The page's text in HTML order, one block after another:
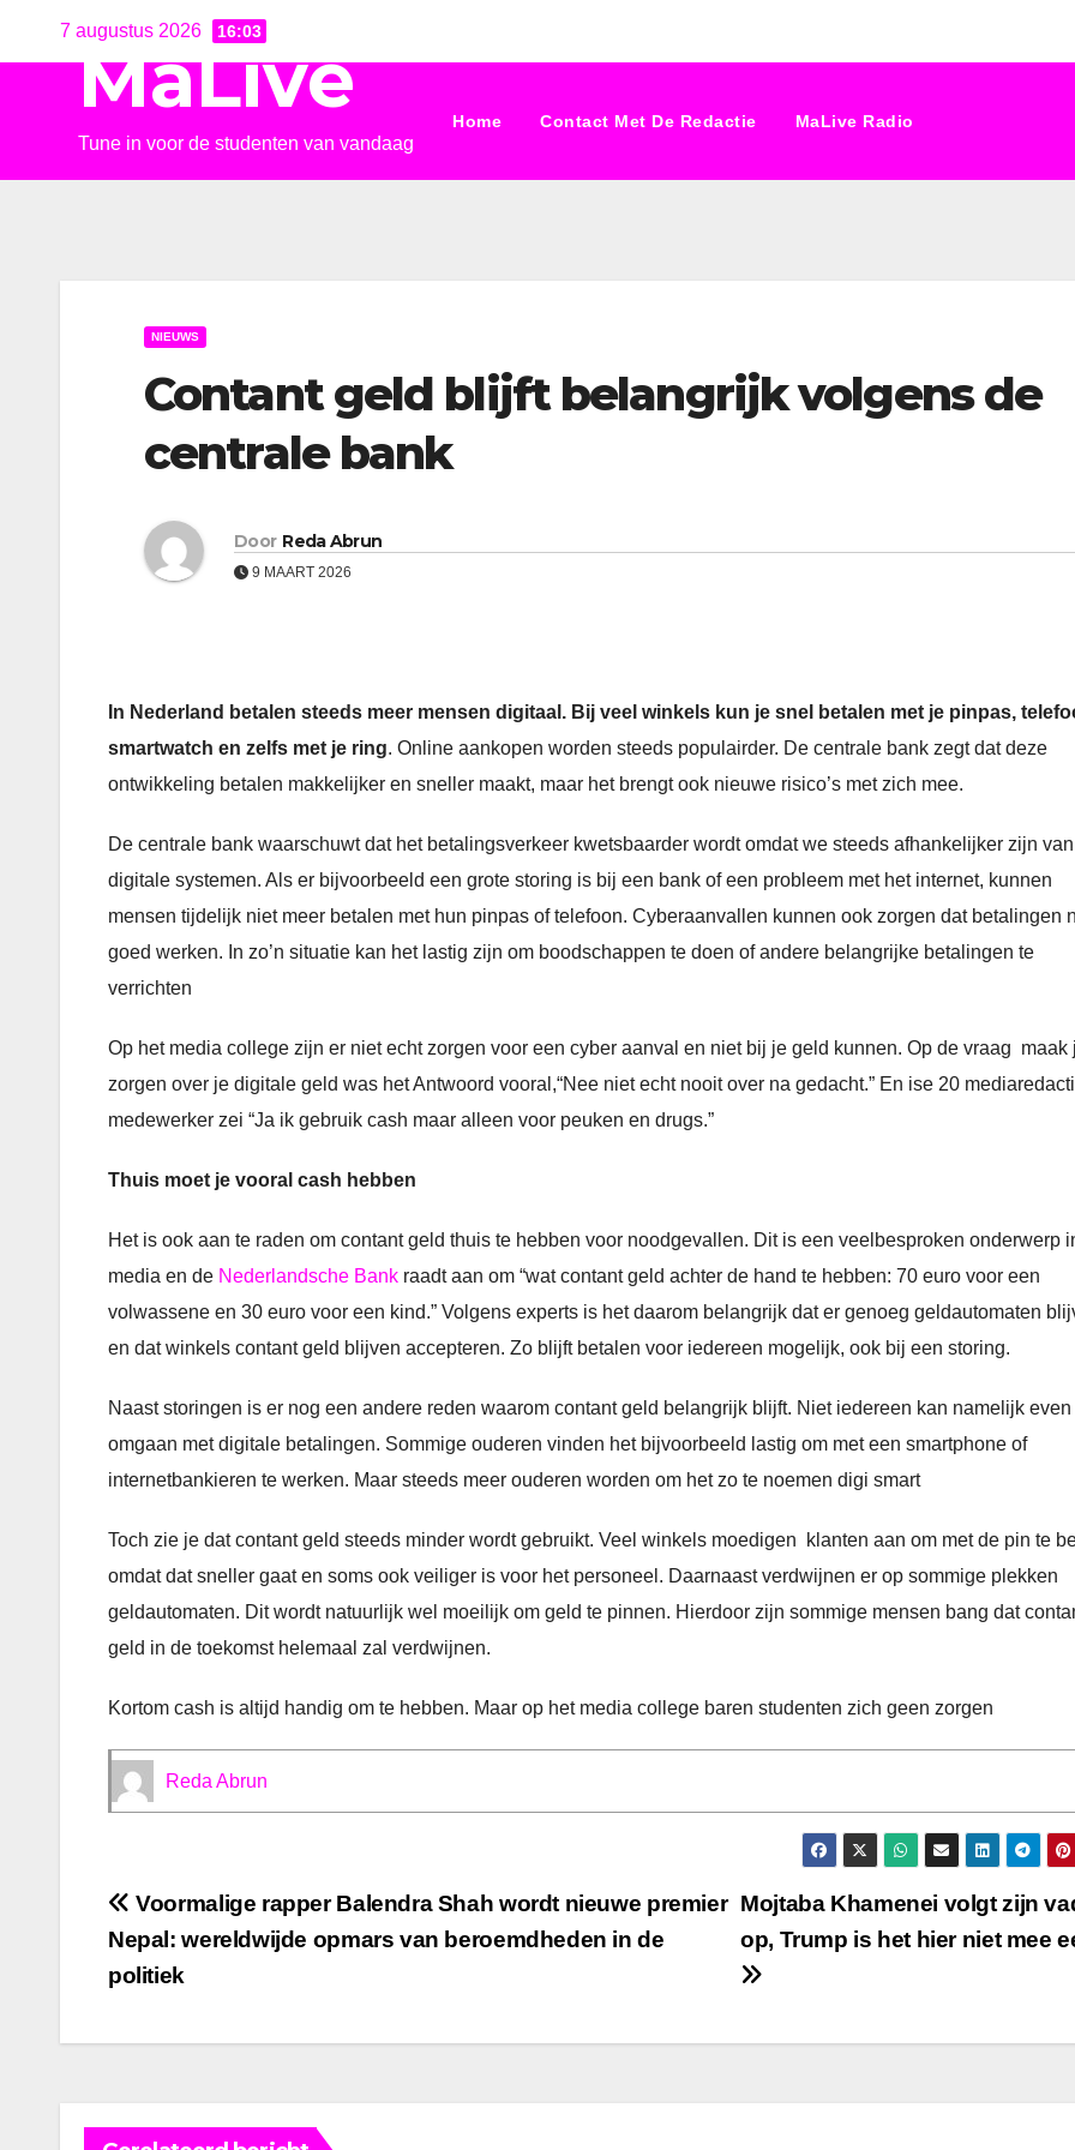
7 augustus 2026 16:03
MaLive
Tune in voor de studenten van vandaag
Home Contact Met De Redactie MaLive Radio
NIEUWS
Contant geld blijft belangrijk volgens de
centrale bank
Door Reda Abrun
9 MAART 2026
In Nederland betalen steeds meer mensen digitaal. Bij veel winkels kun je snel betalen met je pinpas,
smartwatch en zelfs met je ring. Online aankopen worden steeds populairder. De centrale bank zegt dat deze
ontwikkeling betalen makkelijker en sneller maakt, maar het brengt ook nieuwe risico’s met zich mee.
De centrale bank waarschuwt dat het betalingsverkeer kwetsbaarder wordt omdat we steeds afhankelijker zijn van
digitale systemen. Als er bijvoorbeeld een grote storing is bij een bank of een probleem met het internet, kunnen
mensen tijdelijk niet meer betalen met hun pinpas of telefoon. Cyberaanvallen kunnen ook zorgen dat betalingen
goed werken. In zo’n situatie kan het lastig zijn om boodschappen te doen of andere belangrijke betalingen te
verrichten
Op het media college zijn er niet echt zorgen voor een cyber aanval en niet bij je geld kunnen. Op de vraag maak
zorgen over je digitale geld was het Antwoord vooral,“Nee niet echt nooit over na gedacht.” En ise 20
medewerker zei “Ja ik gebruik cash maar alleen voor peuken en drugs.”
Thuis moet je vooral cash hebben
Het is ook aan te raden om contant geld thuis te hebben voor noodgevallen. Dit is een veelbesproken onderwerp
media en de Nederlandsche Bank raadt aan om “wat contant geld achter de hand te hebben: 70 euro voor een
volwassene en 30 euro voor een kind.” Volgens experts is het daarom belangrijk dat er genoeg geldautomaten
en dat winkels contant geld blijven accepteren. Zo blijft betalen voor iedereen mogelijk, ook bij een storing.
Naast storingen is er nog een andere reden waarom contant geld belangrijk blijft. Niet iedereen kan namelijk even
omgaan met digitale betalingen. Sommige ouderen vinden het bijvoorbeeld lastig om met een smartphone of
internetbankieren te werken. Maar steeds meer ouderen worden om het zo te noemen digi smart
Toch zie je dat contant geld steeds minder wordt gebruikt. Veel winkels moedigen klanten aan om met de pin te
omdat dat sneller gaat en soms ook veiliger is voor het personeel. Daarnaast verdwijnen er op sommige plekken
geldautomaten. Dit wordt natuurlijk wel moeilijk om geld te pinnen. Hierdoor zijn sommige mensen bang dat
geld in de toekomst helemaal zal verdwijnen.
Kortom cash is altijd handig om te hebben. Maar op het media college baren studenten zich geen zorgen
Reda Abrun
Bericht
navigatie
Mojtaba Khamenei volgt zijn
op, Trump is het hier niet mee
Voormalige rapper Balendra Shah wordt nieuwe premier
Nepal: wereldwijde opmars van beroemdheden in de
politiek